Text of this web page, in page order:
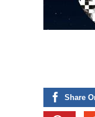
Share